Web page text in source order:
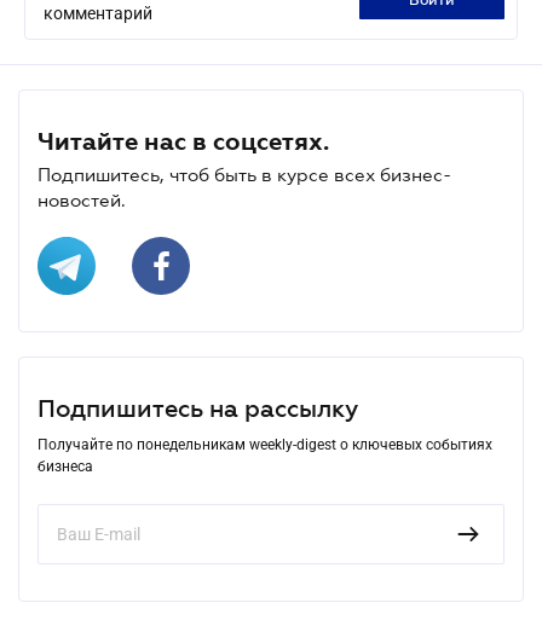
комментарий
Читайте нас в соцсетях.
Подпишитесь, чтоб быть в курсе всех бизнес-
новостей.
Подпишитесь на рассылку
Получайте по понедельникам weekly-digest о ключевых событиях
бизнеса